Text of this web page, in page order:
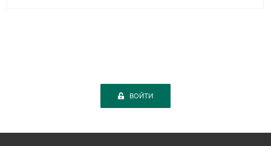
ВОЙТИ